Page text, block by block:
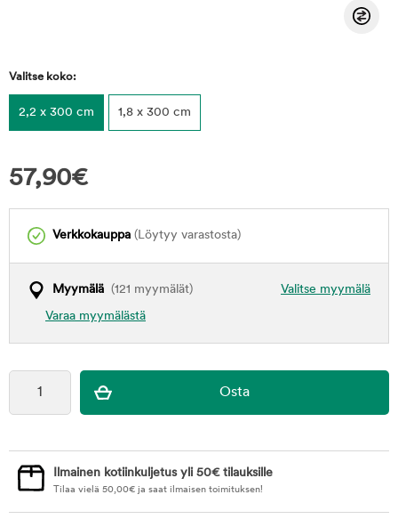
Valitse koko:
2,2 x 300 cm 1,8 x 300 cm
57,90€
Verkkokauppa (Löytyy varastosta)
Valitse myymälä
Myymälä (121 myymälät)
Varaa myymälästä
Ilmainen kotiinkuljetus yli 50€ tilauksille
Tilaa vielä 50,00€ ja saat ilmaisen toimituksen!